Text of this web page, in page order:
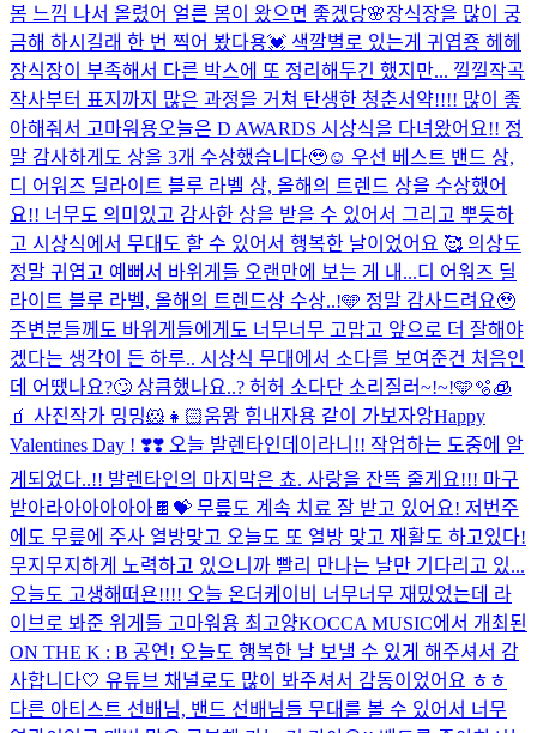
봄 느낌 나서 올렸어 얼른 봄이 왔으면 좋겠당🌸장식장을 많이 궁
금해 하시길래 한 번 찍어 봤다용💓 색깔별로 있는게 귀엽죵 헤헤
장식장이 부족해서 다른 박스에 또 정리해두긴 했지만... 낄낄작곡
작사부터 표지까지 많은 과정을 거쳐 탄생한 청춘서약!!!! 많이 좋
아해줘서 고마워용오늘은 D AWARDS 시상식을 다녀왔어요!! 정
말 감사하게도 상을 3개 수상했습니다🥹☺️ 우선 베스트 밴드 상,
디 어워즈 딜라이트 블루 라벨 상, 올해의 트렌드 상을 수상했어
요!! 너무도 의미있고 감사한 상을 받을 수 있어서 그리고 뿌듯하
고 시상식에서 무대도 할 수 있어서 행복한 날이었어요 🥰 의상도
정말 귀엽고 예뻐서 바위게들 오랜만에 보는 게 내...디 어워즈 딜
라이트 블루 라벨, 올해의 트렌드상 수상..!🩵 정말 감사드려요🥹
주변분들께도 바위게들에게도 너무너무 고맙고 앞으로 더 잘해야
겠다는 생각이 든 하루.. 시상식 무대에서 소다를 보여준건 처음인
데 어땠나요?🙄 상큼했나요..? 허허 소다단 소리질러~!~!🩵🫧🧊
🧃 사진작가 밍밍🐹👧🏻움뫙 힘내자용 같이 가보자앙Happy
Valentines Day ! ❣️❣️ 오늘 발렌타인데이라니!! 작업하는 도중에 알
게되었다..!! 발렌타인의 마지막은 쵸. 사랑을 잔뜩 줄게요!!! 마구
받아라아아아아아🍫💝 무릎도 계속 치료 잘 받고 있어요! 저번주
에도 무릎에 주사 열방맞고 오늘도 또 열방 맞고 재활도 하고있다!
무지무지하게 노력하고 있으니까 빨리 만나는 날만 기다리고 있...
오늘도 고생해떠욘!!!! 오늘 온더케이비 너무너무 재밌었는데 라
이브로 봐준 위게들 고마워용 최고양KOCCA MUSIC에서 개최된
ON THE K : B 공연! 오늘도 행복한 날 보낼 수 있게 해주셔서 감
사합니다🤍 유튜브 채널로도 많이 봐주셔서 감동이었어요 ㅎㅎ
다른 아티스트 선배님, 밴드 선배님들 무대를 볼 수 있어서 너무